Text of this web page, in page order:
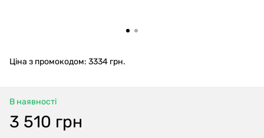
Ціна з промокодом: 3334 грн.
В наявності
3 510 грн